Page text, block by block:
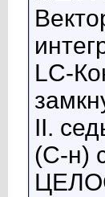
LC-
II.
(С-н)